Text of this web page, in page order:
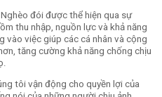
Nghèo đói được thể hiện qua sự
thu nhập, nguồn lực và khả năng
vào việc giúp các cá nhân và cộng
tăng cường khả năng chống chịu
tôi vận động cho quyền lợi của